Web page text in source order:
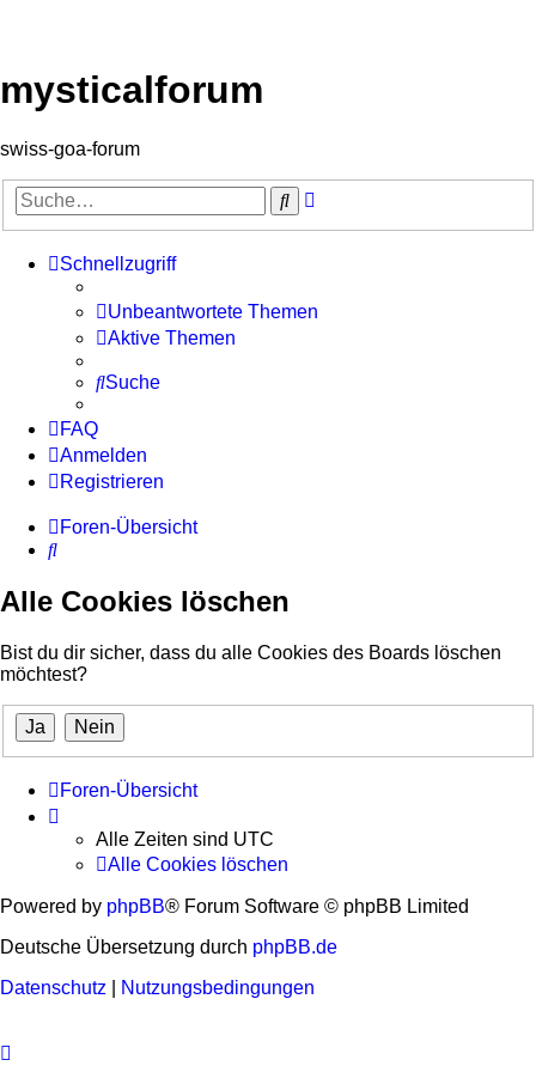
mysticalforum
swiss-goa-forum
Suche
Schnellzugriff
Unbeantwortete Themen
Aktive Themen
Suche
FAQ
Anmelden
Registrieren
Foren-Übersicht
Suche
Alle Cookies löschen
Bist du dir sicher, dass du alle Cookies des Boards löschen
möchtest?
Foren-Übersicht
Alle Zeiten sind UTC
Alle Cookies löschen
Powered by phpBB® Forum Software © phpBB Limited
Deutsche Übersetzung durch phpBB.de
Datenschutz
Nutzungsbedingungen